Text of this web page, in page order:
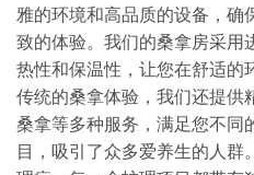
雅的环境和高品质的设备，确
致的体验。我们的桑拿房采用
热性和保温性，让您在舒适的
传统的桑拿体验，我们还提供
桑拿等多种服务，满足您不同
目，吸引了众多爱养生的人群